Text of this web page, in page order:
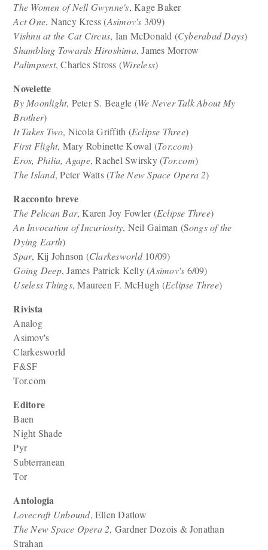
The Women of Nell Gwynne's, Kage Baker
Act One, Nancy Kress (Asimov's 3/09)
Vishnu at the Cat Circus, Ian McDonald (Cyberabad Days)
Shambling Towards Hiroshima, James Morrow
Palimpsest, Charles Stross (Wireless)
Novelette
By Moonlight, Peter S. Beagle (We Never Talk About My
Brother)
It Takes Two, Nicola Griffith (Eclipse Three)
First Flight, Mary Robinette Kowal (Tor.com)
Eros, Philia, Agape, Rachel Swirsky (Tor.com)
The Island, Peter Watts (The New Space Opera 2)
Racconto breve
The Pelican Bar, Karen Joy Fowler (Eclipse Three)
An Invocation of Incuriosity, Neil Gaiman (Songs of the
Dying Earth)
Spar, Kij Johnson (Clarkesworld10/09)
Going Deep, James Patrick Kelly (Asimov's 6/09)
Useless Things, Maureen F. McHugh (Eclipse Three)
Rivista
Analog
Asimov's
Clarkesworld
F&SF
Tor.com
Editore
Baen
Night Shade
Pyr
Subterranean
Tor
Antologia
Lovecraft Unbound, Ellen Datlow
The New Space Opera 2, Gardner Dozois & Jonathan
Strahan